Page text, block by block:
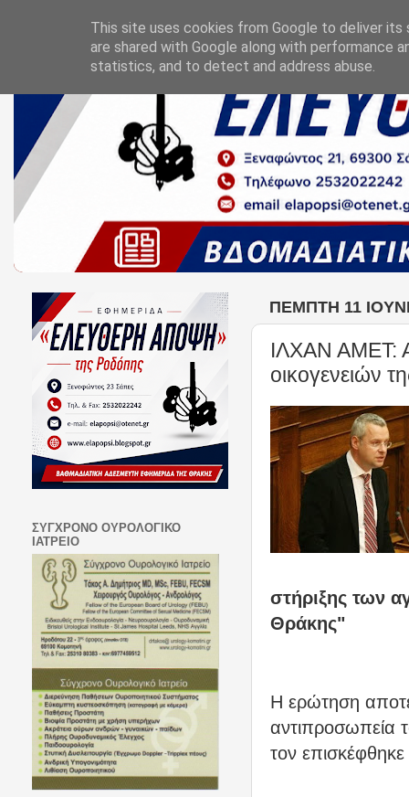
ΠΈΜΠΤΗ 11
ΙΛΧΑΝ ΑΜΕΤ:
οικογενειών
στήριξης των
Θράκης"
Η ερώτηση
αντιπροσωπεία
τον
ΣΥΓΧΡΟΝΟ ΟΥΡΟΛΟΓΙΚΟ
ΙΑΤΡΕΙΟ
This site uses cookies from Google to deliver its
are shared with Google along with performance
statistics, and to detect and address abuse.